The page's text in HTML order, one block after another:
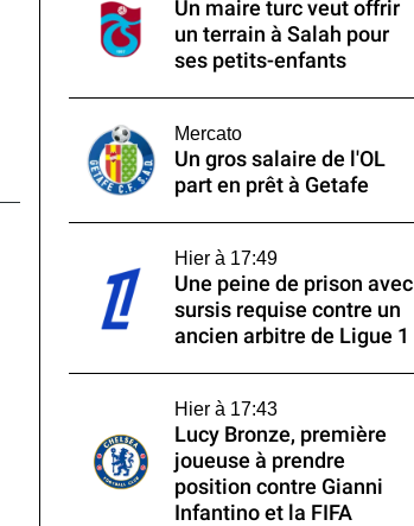
Un maire turc veut offrir
un terrain à Salah pour
ses petits-enfants
Mercato
Un gros salaire de l'OL
part en prêt à Getafe
Hier à 17:49
Une peine de prison avec
sursis requise contre un
ancien arbitre de Ligue 1
Hier à 17:43
Lucy Bronze, première
joueuse à prendre
position contre Gianni
Infantino et la FIFA